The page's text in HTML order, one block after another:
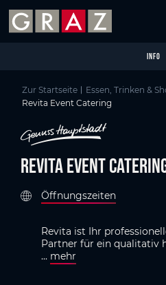
Skip to main content
Skip to table of contents
Skip to main navigation
INFO
Zur Startseite Essen, Trinken &
Revita Event Catering
Revita Event
Öffnungszeiten
Revita ist Ihr
Partner für ein qualitativ
... mehr